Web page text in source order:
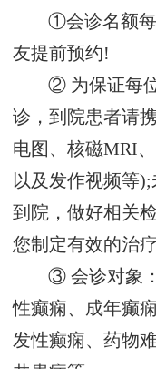
①会诊名额每
友提前预约!
② 为保证每
诊，到院患者请
电图、核磁MRI
以及发作视频等
到院，做好相关
您制定有效的治疗
③ 会诊对象
性癫痫、成年癫
发性癫痫、药物